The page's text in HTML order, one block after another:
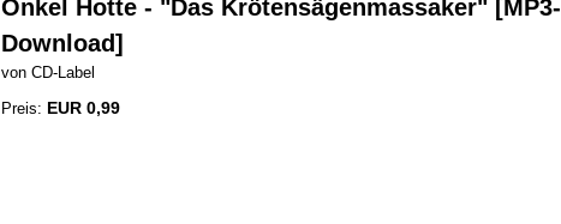
Onkel Hotte - "Das Krötensägenmassaker" [MP3-
Download]
von CD-Label
Preis: EUR 0,99